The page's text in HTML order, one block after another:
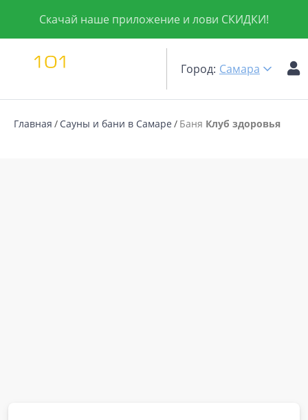
Скачай наше приложение и лови СКИДКИ!
Город: Самара
Главная Сауны и бани в Самаре Баня Клуб здоровья